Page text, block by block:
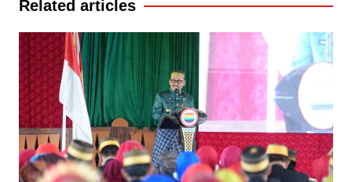
Related articles